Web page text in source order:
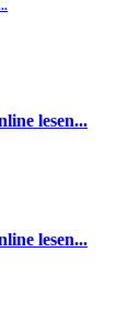
lesen...
lesen...